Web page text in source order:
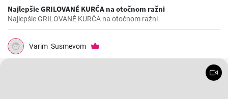
Najlepšie GRILOVANÉ KURČA na otočnom ražni
Najlepšie GRILOVANÉ KURČA na otočnom ražni
Varim_Susmevom